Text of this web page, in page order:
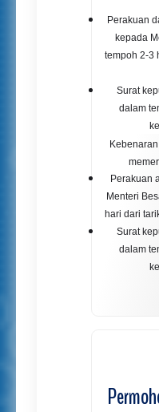
Perakuan
kepada
tempoh 2-3
Surat
dalam
Perakuan
Menteri
hari dari
Surat
dalam